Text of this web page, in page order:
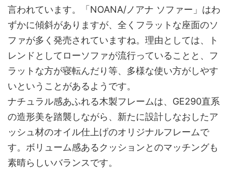
言われています。「NOANA/ノアナ ソファー」はわ
ずかに傾斜がありますが、全くフラットな座面のソ
ファが多く発売されていますね。理由としては、ト
レンドとしてローソファが流行っていることと、フ
ラットな方が寝転んだり等、多様な使い方がしやす
いということがあるようです。
ナチュラル感あふれる木製フレームは、GE290直系
の造形美を踏襲しながら、新たに設計しなおしたア
ッシュ材のオイル仕上げのオリジナルフレームで
す。ボリューム感あるクッションとのマッチングも
素晴らしいバランスです。